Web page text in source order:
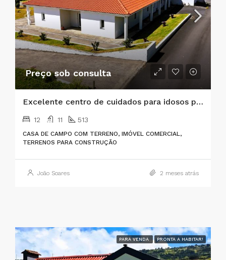
Preço sob consulta
Excelente centro de cuidados para idosos pronto a funcionar e imóvel de investimento de primeira classe
12 11 513
CASA DE CAMPO COM TERRENO, IMÓVEL COMERCIAL,
TERRENOS PARA CONSTRUÇÃO
João Soares 2 meses atrás
PARA VENDA PRONTA A HABITAR!